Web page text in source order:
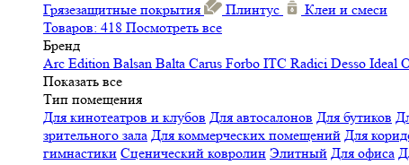
Грязезащитные покрытия
Плинтус
Клеи и смеси
Товаров: 418 Посмотреть все
Бренд
Arc Edition Balsan Balta Carus Forbo ITC Radici Desso Ideal
Показать все
Тип помещения
Для кинотеатров и клубов Для автосалонов Для бутиков
зрительного зала Для коммерческих помещений Для
гимнастики Сценический ковролин Элитный Для офиса